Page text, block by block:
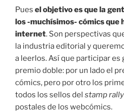
Pues el objetivo es que la
los -muchísimos- cómics que
internet. Son perspectivas
la industria editorial y
a leerlos. Así que participar es
premio doble: por un lado el
cómics, pero por otro los
todos los sellos del stamp rally
postales de los webcómics.